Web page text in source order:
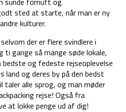
sted at starte, når man er ny
kulturer.
der er flere svindlere i
ti gange så mange søde lokale,
og fedeste rejseoplevelse
land og deres by på den bedst
taler alle sprog, og man møder
rejse! Også fra
at lokke penge ud af dig!